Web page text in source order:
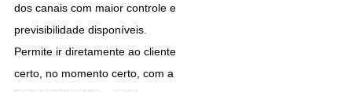
dos canais com maior controle e
previsibilidade disponíveis.
Permite ir diretamente ao cliente
certo, no momento certo, com a